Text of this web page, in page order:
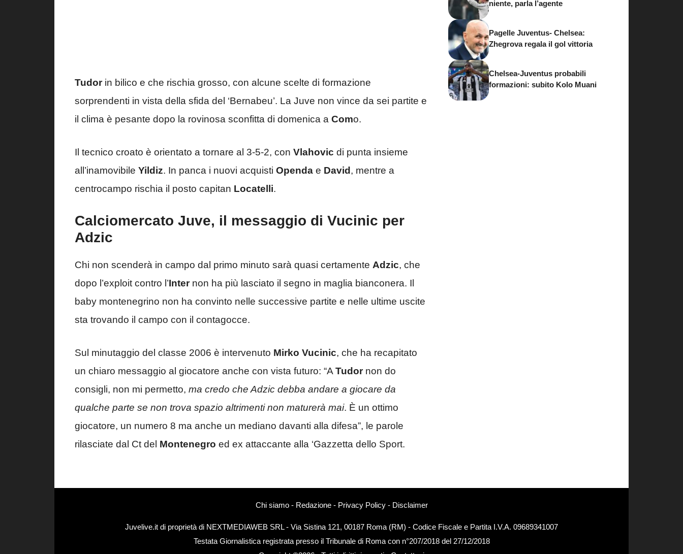
Tudorin bilico e che rischia grosso, con alcune scelte di formazione
sorprendenti in vista della sfida del ‘Bernabeu’. La Juve non vince da sei partite e
il clima è pesante dopo la rovinosa sconfitta di domenica a Como.
Il tecnico croato è orientato a tornare al 3-5-2, con Vlahovic di punta insieme
all’inamovibile Yildiz. In panca i nuovi acquisti Openda e David, mentre a
centrocampo rischia il posto capitan Locatelli.
Calciomercato Juve, il messaggio di Vucinic per
Adzic
Chi non scenderà in campo dal primo minuto sarà quasi certamente Adzic, che
dopo l’exploit contro l’Internon ha più lasciato il segno in maglia bianconera. Il
baby montenegrino non ha convinto nelle successive partite e nelle ultime uscite
sta trovando il campo con il contagocce.
Sul minutaggio del classe 2006 è intervenuto Mirko Vucinic, che ha recapitato
un chiaro messaggio al giocatore anche con vista futuro: “A Tudornon do
consigli, non mi permetto, ma credo che Adzic debba andare a giocare da
qualche parte se non trova spazio altrimenti non maturerà mai. È un ottimo
giocatore, un numero 8 ma anche un mediano davanti alla difesa”, le parole
rilasciate dal Ct del Montenegro ed ex attaccante alla ‘Gazzetta dello Sport.
niente, parla l’agente
Pagelle Juventus- Chelsea:
Zhegrova regala il gol vittoria
Chelsea-Juventus probabili
formazioni: subito Kolo Muani
Chi siamo- Redazione- Privacy Policy- Disclaimer
Juvelive.it di proprietà di NEXTMEDIAWEB SRL - Via Sistina 121, 00187 Roma (RM) - Codice Fiscale e Partita I.V.A. 09689341007
Testata Giornalistica registrata presso il Tribunale di Roma con n°207/2018 del 27/12/2018